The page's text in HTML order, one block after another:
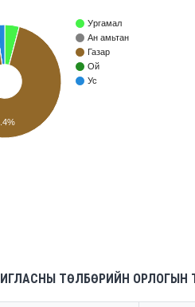
Ургамал
Ан амьтан
Газар
Ой
Ус
ТӨЛБӨРИЙН ОРЛОГЫН